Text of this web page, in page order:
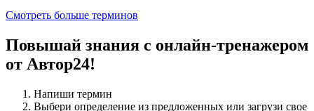
Смотреть больше терминов
Повышай знания с онлайн-тренажером
от Автор24!
Напиши термин
Выбери определение из предложенных или загрузи свое